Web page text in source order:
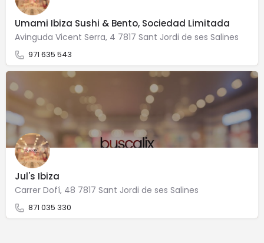
Umami Ibiza Sushi & Bento, Sociedad Limitada
Avinguda Vicent Serra, 4 7817 Sant Jordi de ses Salines
971 635 543
Jul's Ibiza
Carrer Dofí, 48 7817 Sant Jordi de ses Salines
871 035 330